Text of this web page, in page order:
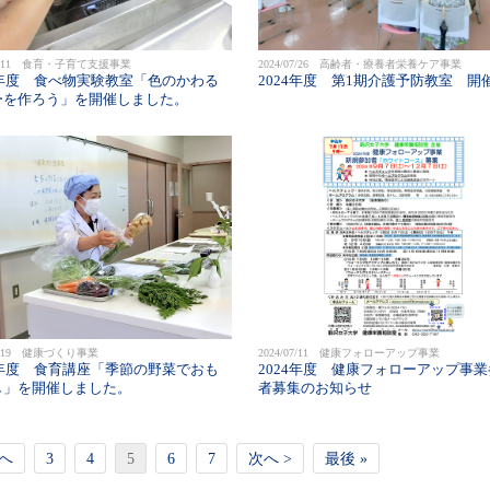
11 食育・子育て支援事業
度 食べ物実験教室「色のかわる
作ろう」を開催しました。
2024/07/26 高齢者・療養者栄養ケア事業
2024年度 第1期介護予防教室 開
19 健康づくり事業
度 食育講座「季節の野菜でおも
を開催しました。
2024/07/11 健康フォローアップ事業
2024年度 健康フォローアップ事業
者募集のお知らせ
3 4 5 6 7 次へ > 最後 »